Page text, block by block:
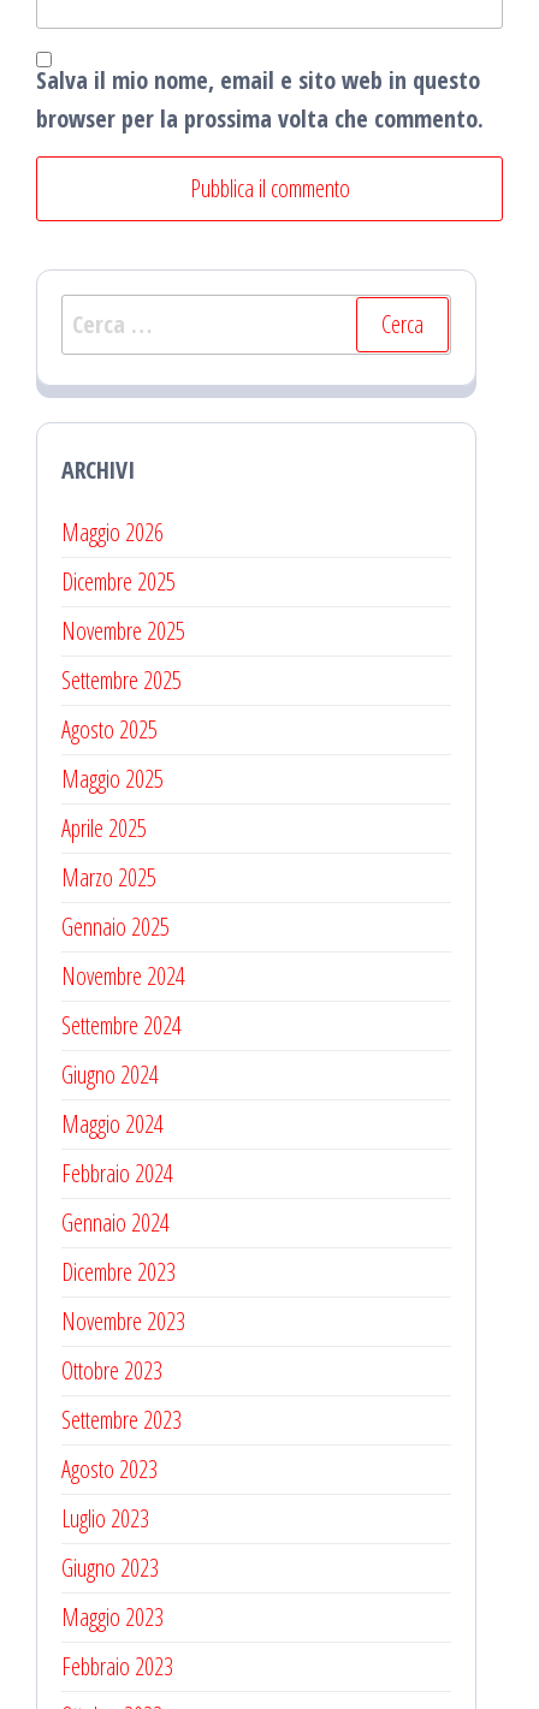
Salva il mio nome, email e sito web in questo
browser per la prossima volta che commento.
Ricerca
per:
ARCHIVI
Maggio 2026
Dicembre 2025
Novembre 2025
Settembre 2025
Agosto 2025
Maggio 2025
Aprile 2025
Marzo 2025
Gennaio 2025
Novembre 2024
Settembre 2024
Giugno 2024
Maggio 2024
Febbraio 2024
Gennaio 2024
Dicembre 2023
Novembre 2023
Ottobre 2023
Settembre 2023
Agosto 2023
Luglio 2023
Giugno 2023
Maggio 2023
Febbraio 2023